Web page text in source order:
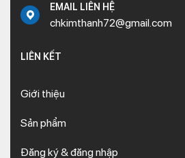
EMAIL LIÊN HỆ
chkimthanh72@gmail.com
LIÊN KẾT
Giới thiệu
Sản phẩm
Đăng ký & đăng nhập